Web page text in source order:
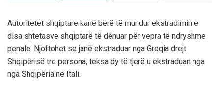
Autoritetet shqiptare kanë bërë të mundur ekstradimin e
disa shtetasve shqiptarë të dënuar për vepra të ndryshme
penale. Njoftohet se janë ekstraduar nga Greqia drejt
Shqipërisë tre persona, teksa dy të tjerë u ekstraduan nga
nga Shqipëria në Itali.